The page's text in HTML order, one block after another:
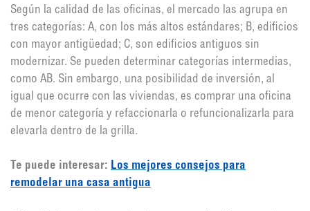
Según la calidad de las oficinas, el mercado las agrupa en
tres categorías: A, con los más altos estándares; B, edificios
con mayor antigüedad; C, son edificios antiguos sin
modernizar. Se pueden determinar categorías intermedias,
como AB. Sin embargo, una posibilidad de inversión, al
igual que ocurre con las viviendas, es comprar una oficina
de menor categoría y refaccionarla o refuncionalizarla para
elevarla dentro de la grilla.
Te puede interesar: Los mejores consejos para
remodelar una casa antigua